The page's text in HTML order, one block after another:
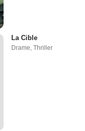
La Cible
Drame,Thriller